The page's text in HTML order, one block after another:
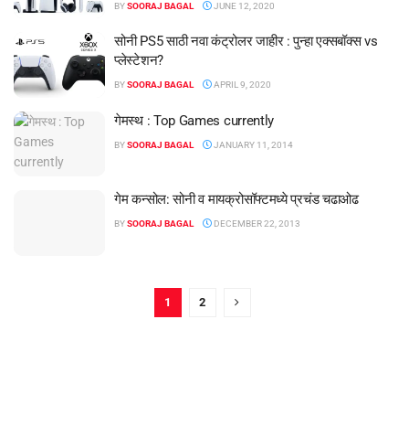
BYSOORAJ BAGAL JUNE 12, 2020
सोनी PS5 साठी नवा कंट्रोलर जाहीर : पुन्हा एक्सबॉक्स vs
प्लेस्टेशन?
BYSOORAJ BAGAL APRIL 9, 2020
गेमस्थ : Top Games currently
BYSOORAJ BAGAL JANUARY 11, 2014
गेम कन्सोल: सोनी व मायक्रोसॉफ्टमध्ये प्रचंड चढाओढ
BYSOORAJ BAGAL DECEMBER 22, 2013
1 2